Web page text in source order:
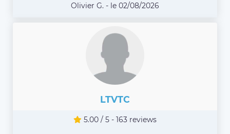
Olivier G. - le 02/08/2026
LTVTC
5.00 / 5 - 163 reviews